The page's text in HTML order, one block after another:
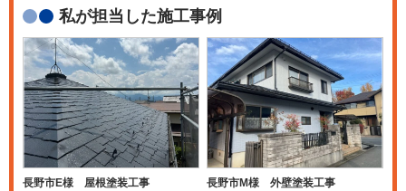
私が担当した施工事例
長野市E様 屋根塗装工事 長野市M様 外壁塗装工事